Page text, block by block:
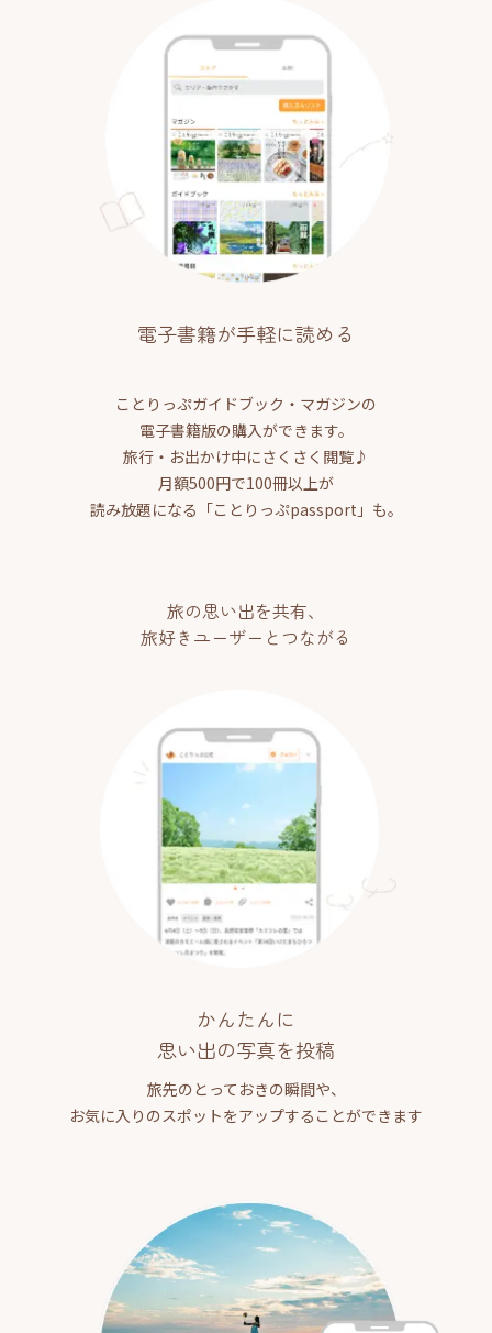
電子書籍が手軽に読める
ことりっぷガイドブック・マガジンの
電子書籍版の購入ができます。
旅行・お出かけ中にさくさく閲覧♪
月額500円で100冊以上が
読み放題になる「ことりっぷpassport」も。
旅の思い出を共有、
旅好きユーザーとつながる
かんたんに
思い出の写真を投稿
旅先のとっておきの瞬間や、
お気に入りのスポットをアップすることができます